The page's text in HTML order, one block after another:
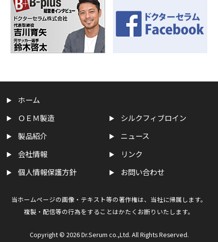
ホーム
ＯＥＭ製造
シルクフィブロイン
製品紹介
ニュース
会社情報
リンク
個人情報保護方針
お問い合わせ
当ホームページの画像・テキスト等の著作権は、当社に帰属します。
複製・配信等の行為をすることはかたくお断りいたします。
Copyright © 2026 Dr.Serum co.,Ltd. All Rights Reserved.